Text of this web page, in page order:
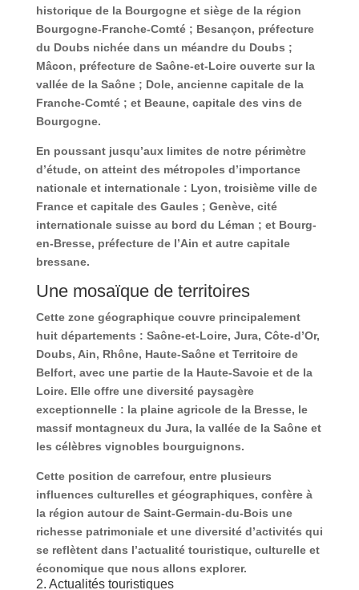
historique de la Bourgogne et siège de la région
Bourgogne-Franche-Comté ; Besançon, préfecture
du Doubs nichée dans un méandre du Doubs ;
Mâcon, préfecture de Saône-et-Loire ouverte sur la
vallée de la Saône ; Dole, ancienne capitale de la
Franche-Comté ; et Beaune, capitale des vins de
Bourgogne.
En poussant jusqu’aux limites de notre périmètre
d’étude, on atteint des métropoles d’importance
nationale et internationale : Lyon, troisième ville de
France et capitale des Gaules ; Genève, cité
internationale suisse au bord du Léman ; et Bourg-
en-Bresse, préfecture de l’Ain et autre capitale
bressane.
Une mosaïque de territoires
Cette zone géographique couvre principalement
huit départements : Saône-et-Loire, Jura, Côte-d’Or,
Doubs, Ain, Rhône, Haute-Saône et Territoire de
Belfort, avec une partie de la Haute-Savoie et de la
Loire. Elle offre une diversité paysagère
exceptionnelle : la plaine agricole de la Bresse, le
massif montagneux du Jura, la vallée de la Saône et
les célèbres vignobles bourguignons.
Cette position de carrefour, entre plusieurs
influences culturelles et géographiques, confère à
la région autour de Saint-Germain-du-Bois une
richesse patrimoniale et une diversité d’activités qui
se reflètent dans l’actualité touristique, culturelle et
économique que nous allons explorer.
2. Actualités touristiques